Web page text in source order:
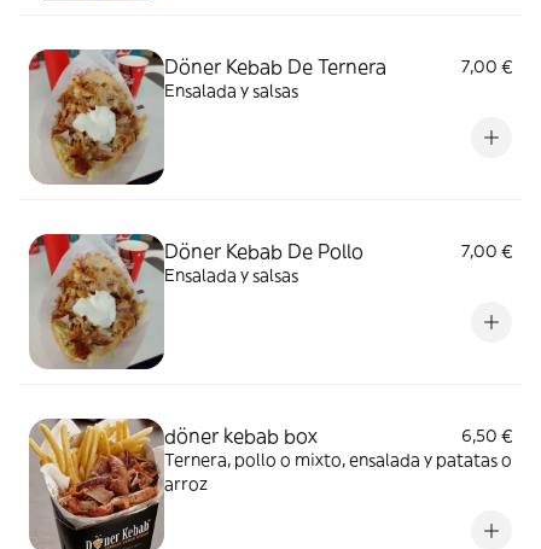
Döner Kebab De Ternera
7,00 €
Ensalada y salsas
Döner Kebab De Pollo
7,00 €
Ensalada y salsas
döner kebab box
6,50 €
Ternera, pollo o mixto, ensalada y patatas o
arroz